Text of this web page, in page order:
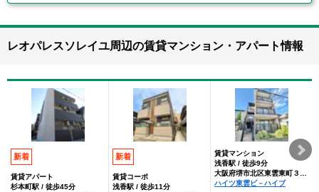
レオパレスソレイユ周辺の賃貸マンション・アパート情報
新着
賃貸アパート
杉本町駅 / 徒歩45分
新着
賃貸コーポ
浅香駅 / 徒歩11分
賃貸マンション
浅香駅 / 徒歩9分
大阪府堺市北区東雲東町３丁目
ハイツ東雲ビ－ハイブ